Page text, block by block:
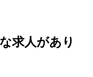
求人があり